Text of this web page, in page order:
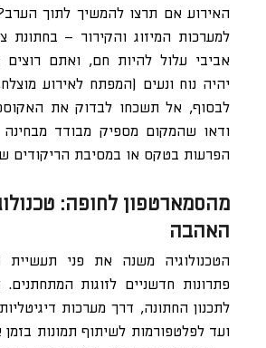
האירוע אם תרצו להמשיך לתוך
למערכות המיזוג והקירור – בחתונת
אביבי עלול להיות חם, ואתם
יהיה נוח ונעים (המפתח לאירוע
לבסוף, אל תשכחו לבדוק את
ודאו שהמקום מספיק מבודד מבחינה
הפרעות בטקס או במסיבת הריקודים
מהסמארטפון לחופה:
האהבה
הטכנולוגיה משנה את פני תעשיית
פתרונות חדשניים לזוגות
לתכנון החתונה, דרך מערכות
ועד לפלטפורמות לשיתוף תמונות